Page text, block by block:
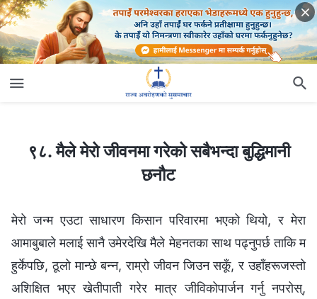
९८. मैले मेरो जीवनमा गरेको सबैभन्दा बुद्धिमानी छनौट
९८. मैले मेरो जीवनमा गरेको सबैभन्दा बुद्धिमानी
छनौट
मेरो जन्म एउटा साधारण किसान परिवारमा भएको थियो, र मेरा
आमाबुबाले मलाई सानै उमेरदेखि मैले मेहनतका साथ पढ्नुपर्छ ताकि म
हुर्केपछि, ठूलो मान्छे बन्न, राम्रो जीवन जिउन सकूँ, र उहाँहरूजस्तो
अशिक्षित भएर खेतीपाती गरेर मात्र जीविकोपार्जन गर्नु नपरोस्,